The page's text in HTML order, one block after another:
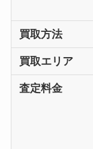
買取方法
買取エリア
査定料金